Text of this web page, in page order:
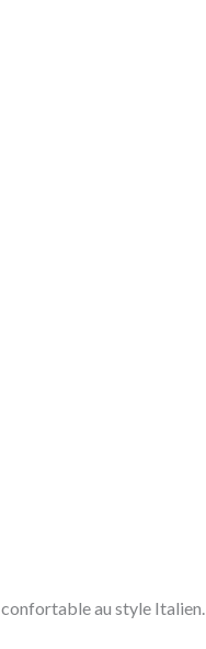
confortable au style Italien.